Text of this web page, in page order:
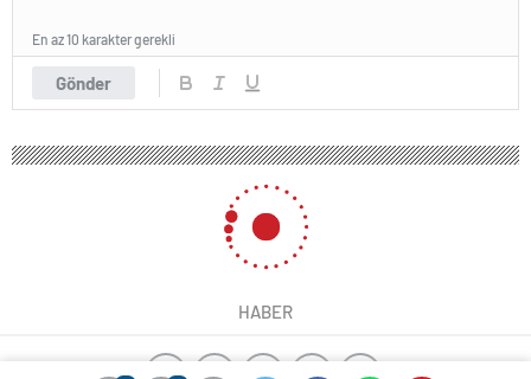
Gönder
En az 10 karakter gerekli
HABER